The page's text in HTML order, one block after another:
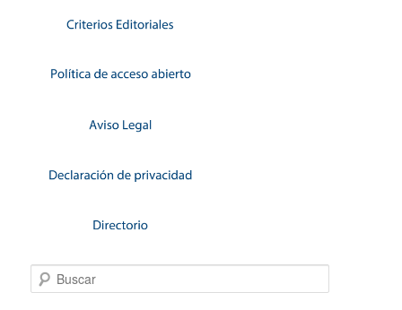
Buscar